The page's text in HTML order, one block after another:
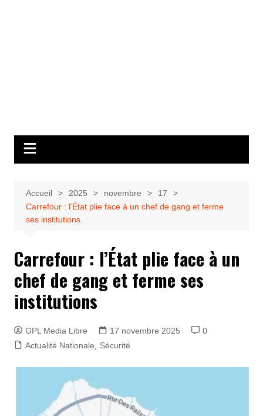
Accueil 2025 novembre
17
Carrefour : l’État plie face à un chef de gang et ferme
ses institutions
Carrefour : l’État plie face à un
chef de gang et ferme ses
institutions
GPL Media Libre 17 novembre 2025
0
Actualité Nationale
Sécurité